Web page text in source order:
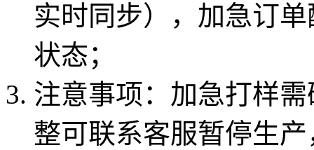
实时同步），加急订
状态；
注意事项：加急打样
整可联系客服暂停生